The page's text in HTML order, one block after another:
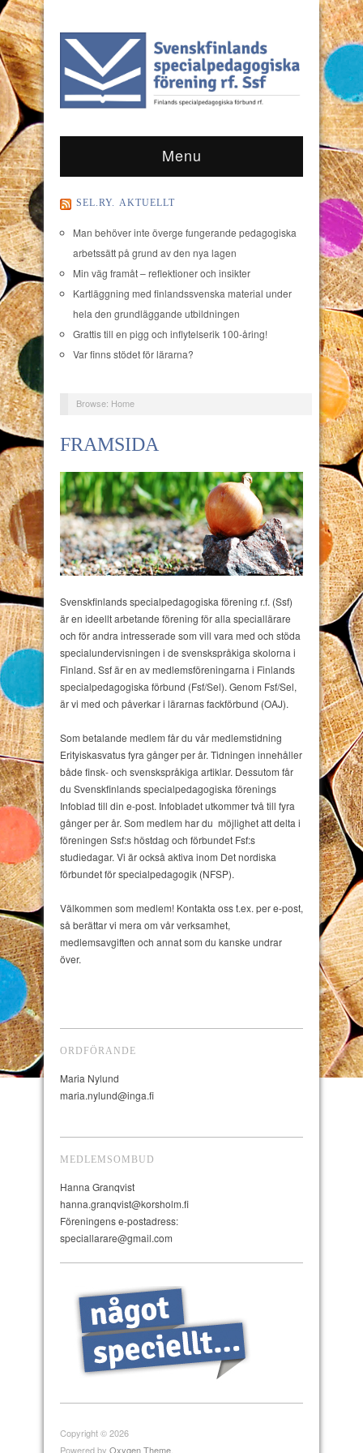
Menu
SEL.RY. AKTUELLT
Man behöver inte överge fungerande pedagogiska
arbetssätt på grund av den nya lagen
Min väg framåt – reflektioner och insikter
Kartläggning med finlandssvenska material under
hela den grundläggande utbildningen
Grattis till en pigg och inflytelserik 100-åring!
Var finns stödet för lärarna?
Browse: Home
FRAMSIDA
Svenskfinlands specialpedagogiska förening r.f. (Ssf)
är en ideellt arbetande förening för alla speciallärare
och för andra intresserade som vill vara med och stöda
specialundervisningen i de svenskspråkiga skolorna i
Finland. Ssf är en av medlemsföreningarna i Finlands
specialpedagogiska förbund (Fsf/Sel). Genom Fsf/Sel,
är vi med och påverkar i lärarnas fackförbund (OAJ).
Som betalande medlem får du vår medlemstidning
Erityiskasvatus fyra gånger per år. Tidningen innehåller
både finsk- och svenskspråkiga artiklar. Dessutom får
du Svenskfinlands specialpedagogiska förenings
Infoblad till din e-post. Infobladet utkommer två till fyra
gånger per år. Som medlem har du möjlighet att delta i
föreningen Ssf:s höstdag och förbundet Fsf:s
studiedagar. Vi är också aktiva inom Det nordiska
förbundet för specialpedagogik (NFSP).
Välkommen som medlem! Kontakta oss t.ex. per e-post,
så berättar vi mera om vår verksamhet,
medlemsavgiften och annat som du kanske undrar
över.
ORDFÖRANDE
Maria Nylund
maria.nylund@inga.fi
MEDLEMSOMBUD
Hanna Granqvist
hanna.granqvist@korsholm.fi
Föreningens e-postadress:
speciallarare@gmail.com
Copyright © 2026
Powered by Oxygen Theme